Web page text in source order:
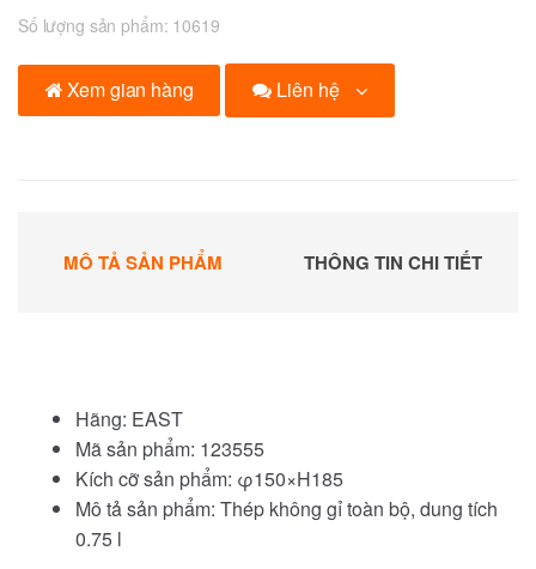
Số lượng sản phẩm: 10619
Xem gian hàng Liên hệ
MÔ TẢ SẢN PHẨM THÔNG TIN CHI TIẾT
Hãng: EAST
Mã sản phẩm: 123555
Kích cỡ sản phẩm: φ150×H185
Mô tả sản phẩm: Thép không gỉ toàn bộ, dung tích
0.75 l